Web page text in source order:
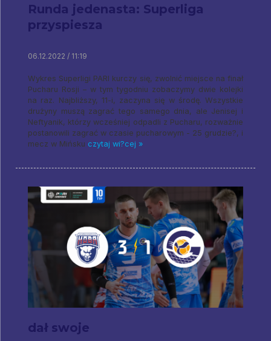
Runda jedenasta: Superliga
przyspiesza
06.12.2022 / 11:19
Wykres Superligi PARI kurczy się, zwolnić miejsce na finał
Pucharu Rosji – w tym tygodniu zobaczymy dwie kolejki
na raz. Najbliższy, 11-i, zaczyna się w środę. Wszystkie
drużyny muszą zagrać tego samego dnia, ale Jenisej i
Neftyanik, którzy wcześniej odpadli z Pucharu, rozważnie
postanowili zagrać w czasie pucharowym - 25 grudzie?, i
mecz w Mińsku czytaj wi?cej »
dał swoje